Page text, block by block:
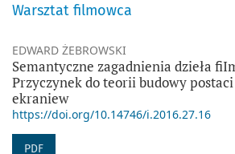
Warsztat filmowca
EDWARD ŻEBROWSKI
Semantyczne zagadnienia dzieła
Przyczynek do teorii budowy postaci
ekraniew
https://doi.org/10.14746/i.2016.27.16
PDF